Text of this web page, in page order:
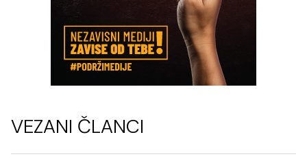
VEZANI ČLANCI